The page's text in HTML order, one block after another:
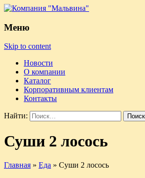
Меню
Skip to content
Новости
О компании
Каталог
Корпоративным клиентам
Контакты
Найти:
Суши 2 лосось
Главная » Еда » Суши 2 лосось